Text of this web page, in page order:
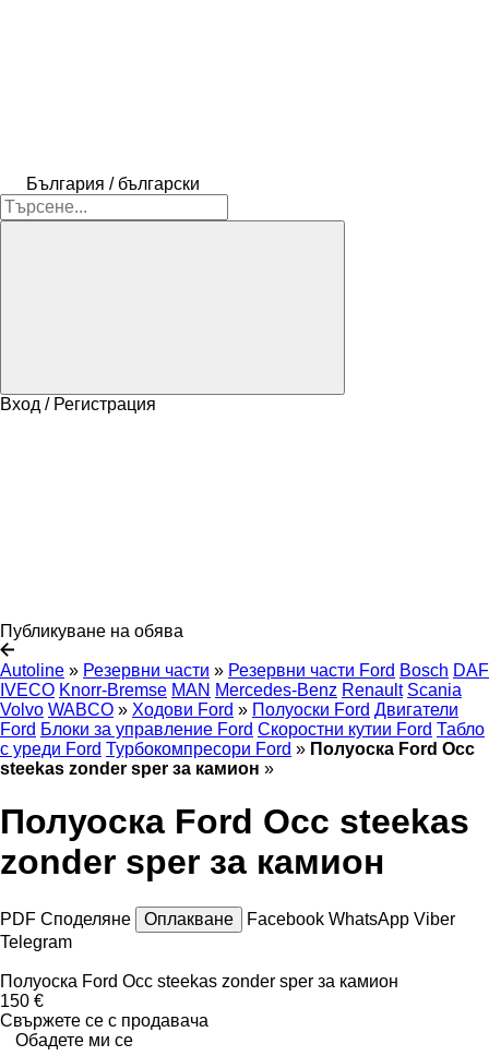
България / български
Вход / Регистрация
Публикуване на обява
Autoline » Резервни части » Резервни части Ford Bosch DAF
IVECO Knorr-Bremse MAN Mercedes-Benz Renault Scania
Volvo WABCO » Ходови Ford » Полуоски Ford Двигатели
Ford Блоки за управление Ford Скоростни кутии Ford Табло
с уреди Ford Турбокомпресори Ford » Полуоска Ford Occ
steekas zonder sper за камион »
Полуоска Ford Occ steekas
zonder sper за камион
PDF Споделяне Оплакване Facebook WhatsApp Viber
Telegram
Полуоска Ford Occ steekas zonder sper за камион
150 €
Свържете се с продавача
Обадете ми се